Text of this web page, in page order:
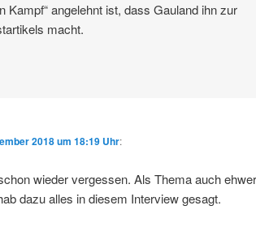
Kampf“ angelehnt ist, dass Gauland ihn zur
macht.
2018 um 18:19 Uhr:
wieder vergessen. Als Thema auch ehwer
dazu alles in diesem Interview gesagt.